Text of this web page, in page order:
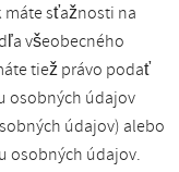
máte sťažnosti na
všeobecného
tiež právo podať
osobných údajov
údajov) alebo
osobných údajov.